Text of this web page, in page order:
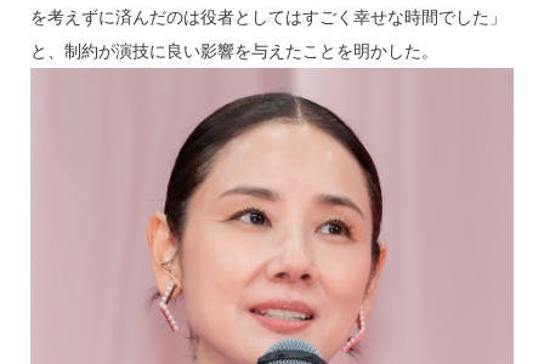
を考えずに済んだのは役者としてはすごく幸せな時間でした」
と、制約が演技に良い影響を与えたことを明かした。